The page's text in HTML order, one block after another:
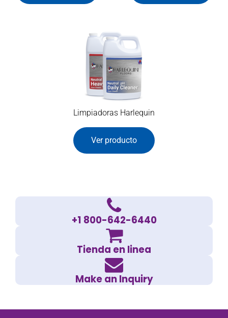
Limpiadoras Harlequin
Ver producto
+1 800-642-6440
Tienda en linea
Make an Inquiry